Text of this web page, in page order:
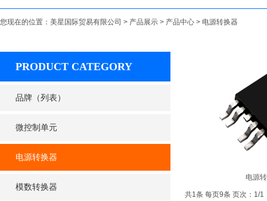
您现在的位置： 美星国际贸易有限公司 > 产品展示 > 产品中心 > 电源转换器
电源
共1条 每页9条 页次：1/1
PRODUCT CATEGORY
品牌（列表）
微控制单元
电源转换器
模数转换器